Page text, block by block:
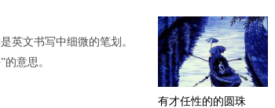
英文书写中细微的笔划。
意思。
有才任性的的圆珠